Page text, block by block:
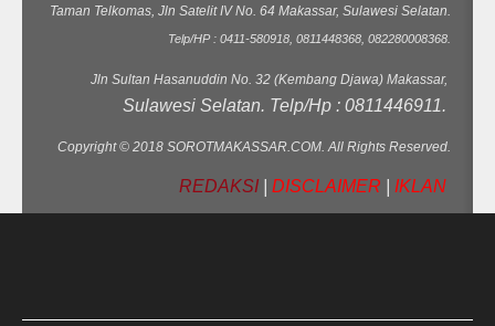
Taman Telkomas, Jln Satelit IV No. 64 Makassar, Sulawesi Selatan.
Telp/HP : 0411-580918, 0811448368, 082280008368.
Jln Sultan Hasanuddin No. 32 (Kembang Djawa) Makassar,
Sulawesi Selatan. Telp/Hp : 0811446911.
Copyright © 2018 SOROTMAKASSAR.COM. All Rights Reserved.
REDAKSI DISCLAIMER IKLAN